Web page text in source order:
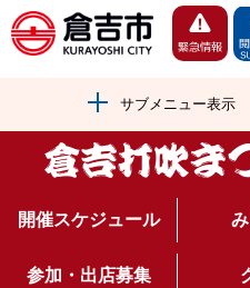
サブメニュー表示
開催スケジュール
参加・出店募集